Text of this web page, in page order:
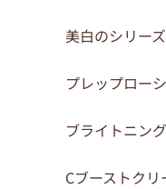
美白のシリー
プレップロー
ブライトニン
Cブーストクリ